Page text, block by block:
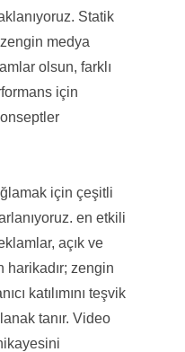
Statik
medya
olsun, farklı
için
için çeşitli
en etkili
açık ve
harikadır; zengin
katılımını teşvik
tanır. Video